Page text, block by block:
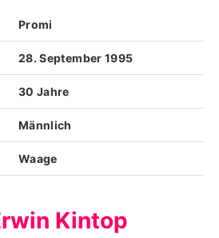
verwalten
Promi
28. September 1995
30 Jahre
Männlich
Waage
Kintop